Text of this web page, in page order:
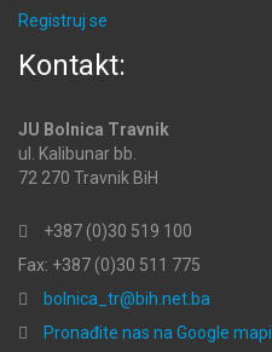
Registruj se
Kontakt:
JU Bolnica Travnik
ul. Kalibunar bb.
72 270 Travnik BiH
+387 (0)30 519 100
Fax: +387 (0)30 511 775
bolnica_tr@bih.net.ba
Pronađite nas na Google mapi